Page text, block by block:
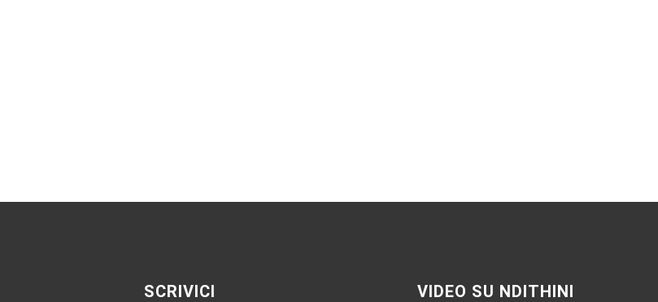
SCRIVICI VIDEO SU NDITHINI